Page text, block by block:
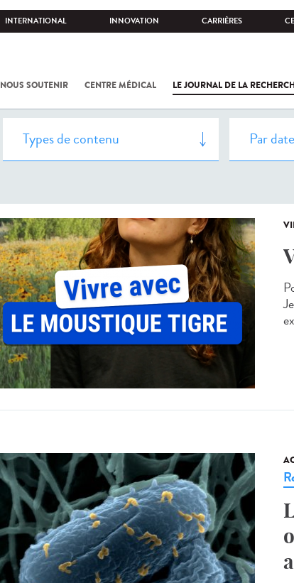
INTERNATIONAL INNOVATION CARRIÈRES
NOUS SOUTENIR CENTRE MÉDICAL LE JOURNAL DE LA